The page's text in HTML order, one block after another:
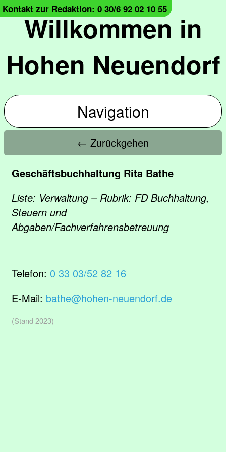
Willkommen in
Hohen Neuendorf
Kontakt zur Redaktion: 0 30/6 92 02 10 55
Navigation
← Zurückgehen
Geschäftsbuchhaltung Rita Bathe
Liste: Verwaltung – Rubrik: FD Buchhaltung,
Steuern und
Abgaben/Fachverfahrensbetreuung
Telefon: 0 33 03/52 82 16
E-Mail: bathe@hohen-neuendorf.de
(Stand 2023)